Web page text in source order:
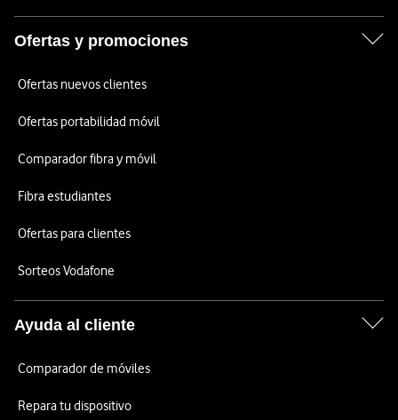
Ofertas y promociones
Ofertas nuevos clientes
Ofertas portabilidad móvil
Comparador fibra y móvil
Fibra estudiantes
Ofertas para clientes
Sorteos Vodafone
Ayuda al cliente
Comparador de móviles
Repara tu dispositivo